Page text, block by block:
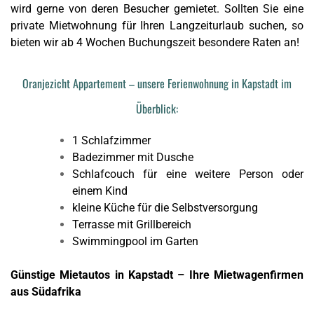
wird gerne von deren Besucher gemietet. Sollten Sie eine
private Mietwohnung für Ihren Langzeiturlaub suchen, so
bieten wir ab 4 Wochen Buchungszeit besondere Raten an!
Oranjezicht Appartement – unsere Ferienwohnung in Kapstadt im
Überblick:
1 Schlafzimmer
Badezimmer mit Dusche
Schlafcouch für eine weitere Person oder
einem Kind
kleine Küche für die Selbstversorgung
Terrasse mit Grillbereich
Swimmingpool im Garten
Günstige Mietautos in Kapstadt – Ihre Mietwagenfirmen
aus Südafrika